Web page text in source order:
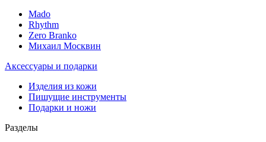
Mado
Rhythm
Zero Branko
Михаил Москвин
Аксессуары и подарки
Изделия из кожи
Пишущие инструменты
Подарки и ножи
Разделы